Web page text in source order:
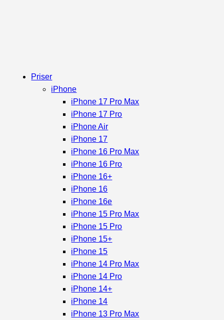
Priser
iPhone
iPhone 17 Pro Max
iPhone 17 Pro
iPhone Air
iPhone 17
iPhone 16 Pro Max
iPhone 16 Pro
iPhone 16+
iPhone 16
iPhone 16e
iPhone 15 Pro Max
iPhone 15 Pro
iPhone 15+
iPhone 15
iPhone 14 Pro Max
iPhone 14 Pro
iPhone 14+
iPhone 14
iPhone 13 Pro Max